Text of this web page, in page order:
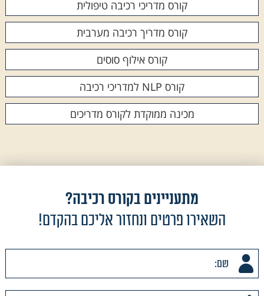
קורס מדריכי רכיבה טיפולית
קורס מדריך רכיבה מערבית
קורס אילוף סוסים
קורס NLP למדריכי רכיבה
מכינה ממוקדת לקורס מדריכים
מתעניינים בקורס רכיבה?
השאירו פרטים ונחזור אליכם בהקדם!